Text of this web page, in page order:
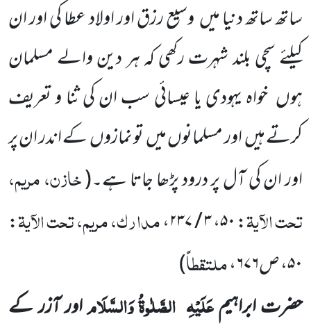
ساتھ ساتھ دنیا میںوسیع رزق اور اولاد عطا کی اور ان
کیلئے سچی بلند شہرت رکھی کہ ہر دین والے مسلمان
ہوں خواہ یہودی یا عیسائی سب ان کی ثنا و تعریف
کرتے ہیںاور مسلمانوں میںتو نمازوںکے اندر ان پر
اور ان کی آل پر درود پڑھا جاتا ہے۔(خازن، مریم،
تحت الآیۃ:۵۰،۳ / ۲۳۷ ،مدارک، مریم، تحت الآیۃ:
۵۰، ص۶۷۶،ملتقطاً)
حضرت ابراہیمعَلَیْہِ الصَّلٰوۃُ وَالسَّلَاماور آزر کے